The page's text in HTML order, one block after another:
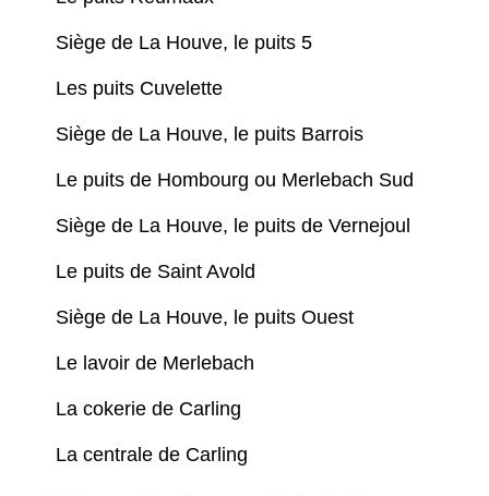
Siège de La Houve, le puits 5
Les puits Cuvelette
Siège de La Houve, le puits Barrois
Le puits de Hombourg ou Merlebach Sud
Siège de La Houve, le puits de Vernejoul
Le puits de Saint Avold
Siège de La Houve, le puits Ouest
Le lavoir de Merlebach
La cokerie de Carling
La centrale de Carling